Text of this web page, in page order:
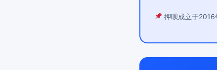
押呗成立于2016